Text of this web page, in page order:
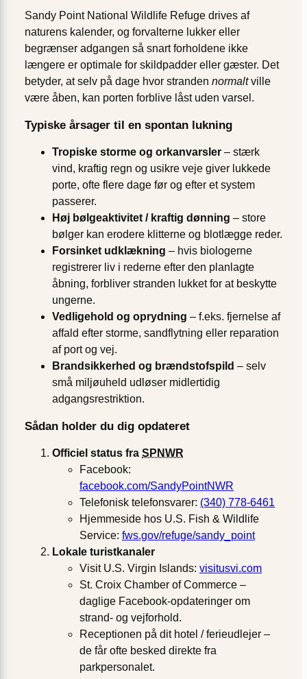
Sandy Point National Wildlife Refuge drives af
naturens kalender, og forvalterne lukker eller
begrænser adgangen så snart forholdene ikke
længere er optimale for skildpadder eller gæster. Det
betyder, at selv på dage hvor stranden normaltville
være åben, kan porten forblive låst uden varsel.
Typiske årsager til en spontan lukning
Tropiske storme og orkanvarsler – stærk
vind, kraftig regn og usikre veje giver lukkede
porte, ofte flere dage før og efter et system
passerer.
Høj bølgeaktivitet / kraftig dønning – store
bølger kan erodere klitterne og blotlægge reder.
Forsinket udklækning – hvis biologerne
registrerer liv i rederne efter den planlagte
åbning, forbliver stranden lukket for at beskytte
ungerne.
Vedligehold og oprydning – f.eks. fjernelse af
affald efter storme, sandflytning eller reparation
af port og vej.
Brandsikkerhed og brændstofspild – selv
små miljøuheld udløser midlertidig
adgangsrestriktion.
Sådan holder du dig opdateret
Officiel status fra SPNWR
Facebook:
facebook.com/SandyPointNWR
Telefonisk telefonsvarer: (340) 778-6461
Hjemmeside hos U.S. Fish & Wildlife
Service: fws.gov/refuge/sandy_point
Lokale turistkanaler
Visit U.S. Virgin Islands: visitusvi.com
St. Croix Chamber of Commerce –
daglige Facebook-opdateringer om
strand- og vejforhold.
Receptionen på dit hotel / ferieudlejer –
de får ofte besked direkte fra
parkpersonalet.